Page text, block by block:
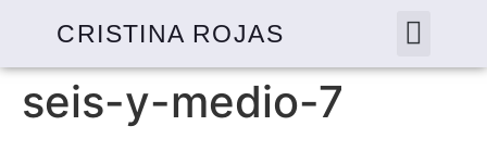
CRISTINA ROJAS
seis-y-medio-7